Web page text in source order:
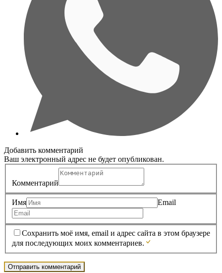
Добавить комментарий
Ваш электронный адрес не будет опубликован.
Комментарий
Имя Email
Сохранить моё имя, email и адрес сайта в этом браузере
для последующих моих комментариев.